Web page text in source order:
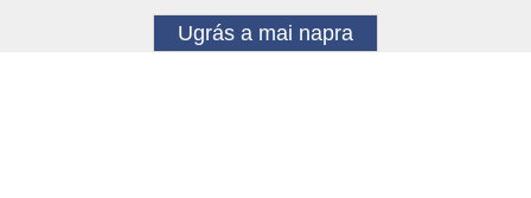
Ugrás a mai napra